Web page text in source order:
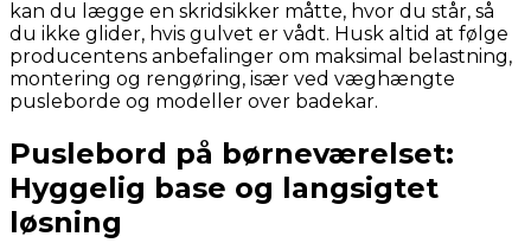
kan du lægge en skridsikker måtte, hvor du står, så
du ikke glider, hvis gulvet er vådt. Husk altid at følge
producentens anbefalinger om maksimal belastning,
montering og rengøring, især ved væghængte
pusleborde og modeller over badekar.
Puslebord på børneværelset:
Hyggelig base og langsigtet
løsning